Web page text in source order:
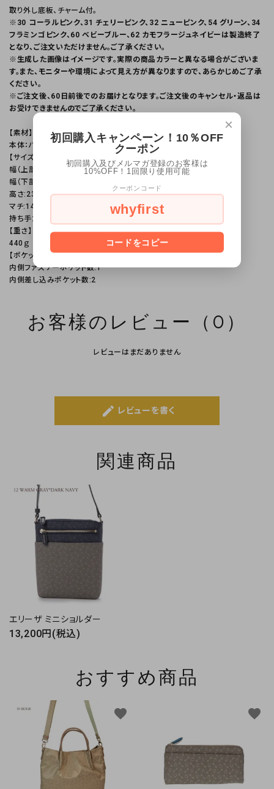
取り外し底板、チャーム付。
※30 コーラルピンク、31 チェリーピンク、32 ニューピンク、54 グリーン、34
フラミンゴピンク、60 ベビーブルー、62 カモフラージュネイビーは製造終了
となり、ご注文いただけません。ご了承ください。
※生成した画像はイメージです。実際の商品カラーと異なる場合がございま
す。また、モニターや環境によって見え方が異なりますので、あらかじめご了承
ください。
※ご注文後、60日前後でのお届けとなります。ご注文後のキャンセル・返品は
お受けできませんのでご了承ください。
【素材】
本体：ハーネスソフトPVC 付属：ヌメ革
【サイズ】
幅（上部）:40cm
幅（下部）: 28cm
高さ:23cm
マチ:14cm
持ち手立ち上がり:24cm
【重さ】
440ｇ
【ポケット等】
内側ファスナーポケット数:1
内側差し込みポケット数:2
お客様のレビュー（0）
レビューはまだありません
create レビューを書く
関連商品
エリーザ ミニショルダー
13,200円(税込)
おすすめ商品
favorite favorite
×
初回購入キャンペーン！10％OFF
クーポン
初回購入及びメルマガ登録のお客様は
10%OFF！1回限り使用可能
クーポンコード
whyfirst
コードをコピー